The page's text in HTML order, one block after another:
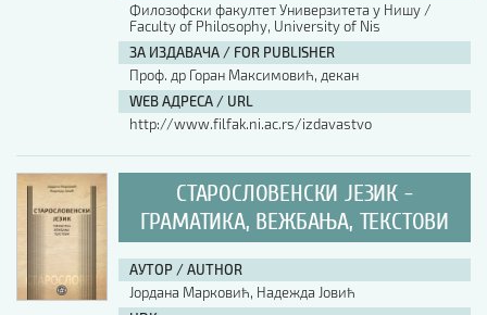
Филозофски факултет Универзитета у Нишу /
Faculty of Philosophy, University of Nis
ЗА ИЗДАВАЧА / FOR PUBLISHER
Проф. др Горан Максимовић, декан
WEB АДРЕСА / URL
http://www.filfak.ni.ac.rs/izdavastvo
СТАРОСЛОВЕНСКИ ЈЕЗИК -
ГРАМАТИКА, ВЕЖБАЊА, ТЕКСТОВИ
АУТОР / AUTHOR
Јордана Марковић, Надежда Јовић